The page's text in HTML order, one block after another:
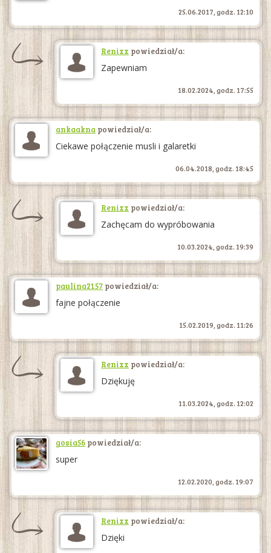
25.06.2017, godz. 12:10
Renixx powiedział/a:
Zapewniam
18.02.2024, godz. 17:55
ankaakna powiedział/a:
Ciekawe połączenie musli i galaretki
06.04.2018, godz. 18:45
Renixx powiedział/a:
Zachęcam do wypróbowania
10.03.2024, godz. 19:39
paulina2157 powiedział/a:
fajne połączenie
15.02.2019, godz. 11:26
Renixx powiedział/a:
Dziękuję
11.03.2024, godz. 12:02
gosia56 powiedział/a:
super
12.02.2020, godz. 19:07
Renixx powiedział/a:
Dzięki